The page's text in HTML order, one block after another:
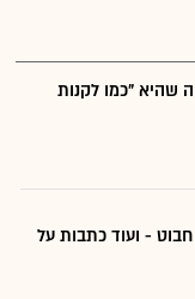
שהיא "כמו לקנות
- ועוד כתבות על